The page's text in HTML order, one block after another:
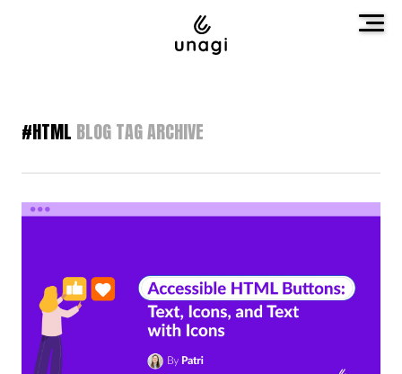
#HTML BLOG TAG ARCHIVE